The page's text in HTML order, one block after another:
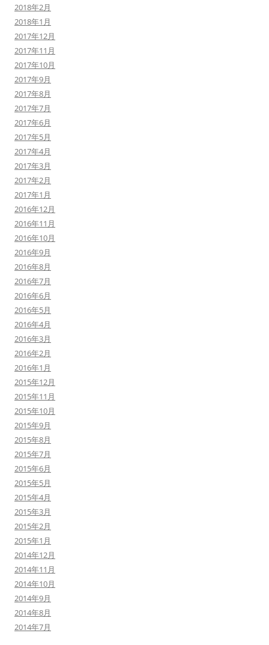
2018年2月
2018年1月
2017年12月
2017年11月
2017年10月
2017年9月
2017年8月
2017年7月
2017年6月
2017年5月
2017年4月
2017年3月
2017年2月
2017年1月
2016年12月
2016年11月
2016年10月
2016年9月
2016年8月
2016年7月
2016年6月
2016年5月
2016年4月
2016年3月
2016年2月
2016年1月
2015年12月
2015年11月
2015年10月
2015年9月
2015年8月
2015年7月
2015年6月
2015年5月
2015年4月
2015年3月
2015年2月
2015年1月
2014年12月
2014年11月
2014年10月
2014年9月
2014年8月
2014年7月